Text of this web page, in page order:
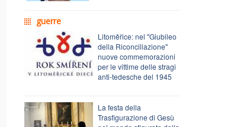
guerre
Litoměřice: nel "Giubileo
della Riconciliazione"
nuove commemorazioni
per le vittime delle stragi
anti-tedesche del 1945
La festa della
Trasfigurazione di Gesù